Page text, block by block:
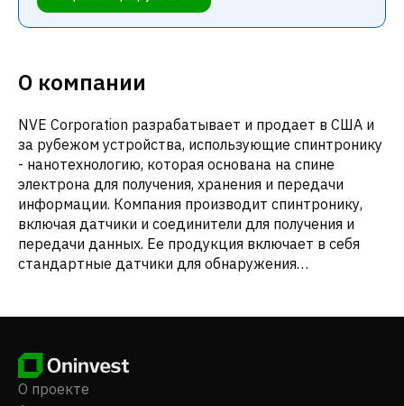
О компании
NVE Corporation разрабатывает и продает в США и
за рубежом устройства, использующие спинтронику
- нанотехнологию, которая основана на спине
электрона для получения, хранения и передачи
информации. Компания производит спинтронику,
включая датчики и соединители для получения и
передачи данных. Ее продукция включает в себя
стандартные датчики для обнаружения
скорости, в основном для рынка автоматизации
датчики для медицинских приборов, заменяющие
электромеханические магнитные переключатели.
Компания также предлагает спинтронные
О проекте